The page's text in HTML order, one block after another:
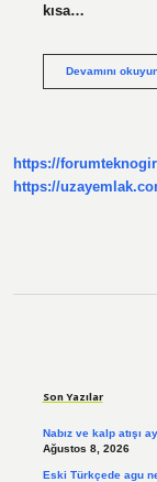
kısa…
Devamını
https://
https://
Son Yazılar
Nabız ve kalp atışı
Ağustos 8, 2026
Eski Türkçede agu